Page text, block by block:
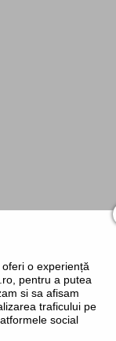
o experiență
pentru a putea
si sa afisam
traficului pe
social